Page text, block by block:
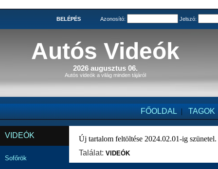
BELÉPÉS Azonosító: Jelszó:
Autós Videók
2026 augusztus 06.
Autós videók a világ minden tájáról
FŐOLDAL | TAGOK
VIDEÓK
Sofőrök
Új tartalom feltöltése 2024.02.01-ig szünetel.
Találat: VIDEÓK